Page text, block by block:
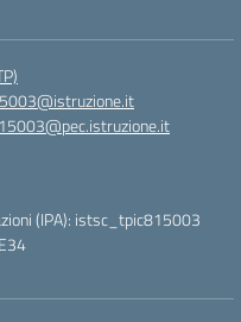
(IPA): istsc_tpic815003